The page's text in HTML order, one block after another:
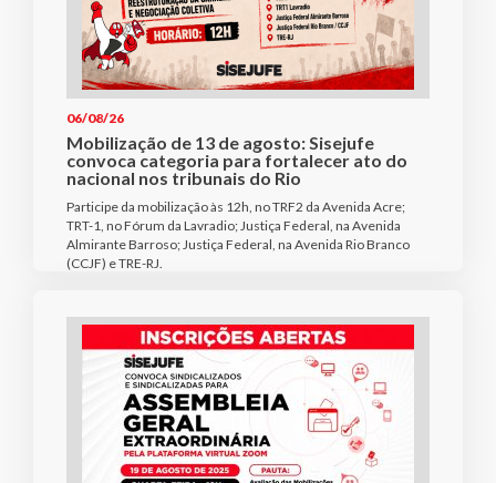
06/08/26
Mobilização de 13 de agosto: Sisejufe
convoca categoria para fortalecer ato do
nacional nos tribunais do Rio
Participe da mobilização às 12h, no TRF2 da Avenida Acre;
TRT-1, no Fórum da Lavradio; Justiça Federal, na Avenida
Almirante Barroso; Justiça Federal, na Avenida Rio Branco
(CCJF) e TRE-RJ.